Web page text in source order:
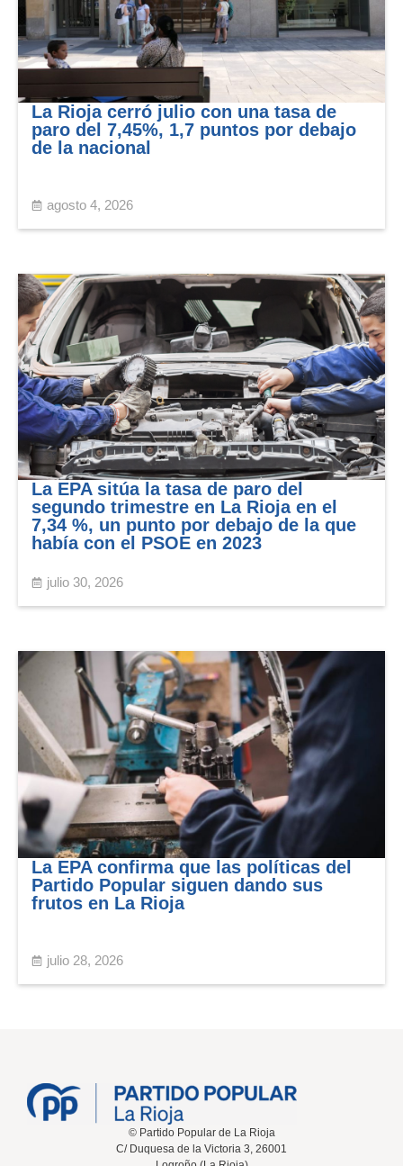
La Rioja cerró julio con una tasa de
paro del 7,45%, 1,7 puntos por debajo
de la nacional
agosto 4, 2026
La EPA sitúa la tasa de paro del
segundo trimestre en La Rioja en el
7,34 %, un punto por debajo de la que
había con el PSOE en 2023
julio 30, 2026
La EPA confirma que las políticas del
Partido Popular siguen dando sus
frutos en La Rioja
julio 28, 2026
© Partido Popular de La Rioja
C/ Duquesa de la Victoria 3, 26001